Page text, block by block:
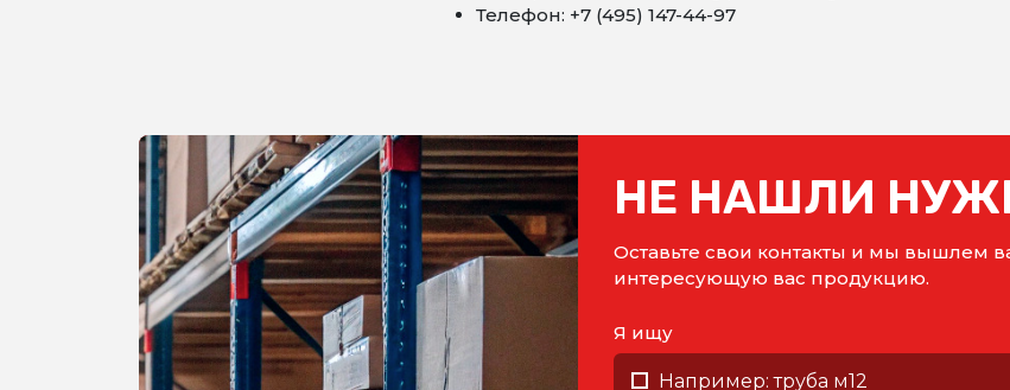
Телефон: +7 (495) 147-44-97
НЕ НАШЛИ
Оставьте свои контакты и мы вышлем
интересующую вас продукцию.
Я ищу